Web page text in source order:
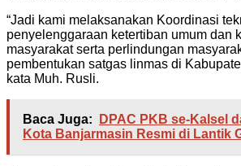
“Jadi kami melaksanakan Koordinasi
penyelenggaraan ketertiban umum dan
masyarakat serta perlindungan
pembentukan satgas linmas di
kata Muh. Rusli.
Baca Juga:
DPAC PKB se-Kalsel
Kota Banjarmasin Resmi di Lantik